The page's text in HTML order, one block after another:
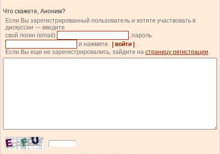
Что скажете, Аноним?
Если Вы зарегистрированный пользователь и хотите участвовать в
дискуссии — введите
свой логин (email)
, пароль
и нажмите
| войти |
.
Если Вы еще не зарегистрировались, зайдите на страницу регистрации.